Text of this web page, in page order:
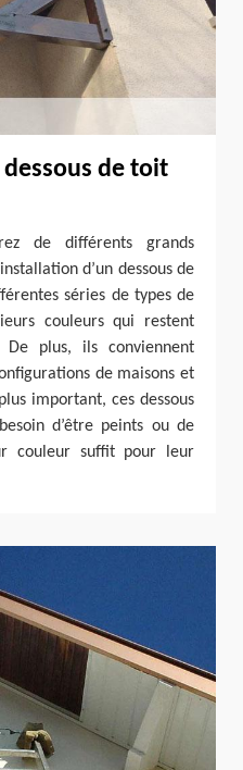
dessous de toit
de différents grands
d’un dessous de
séries de types de
couleurs qui restent
plus, ils conviennent
de maisons et
important, ces dessous
d’être peints ou de
couleur suffit pour leur